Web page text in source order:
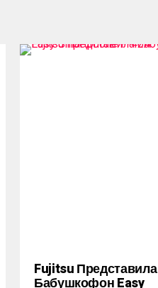
Fujitsu Представила
Бабушкофон Easy